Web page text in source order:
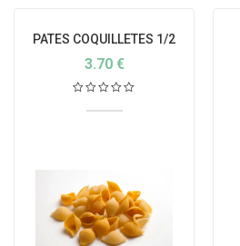
PATES COQUILLETES 1/2
COMPLETE BIO
3.70 €